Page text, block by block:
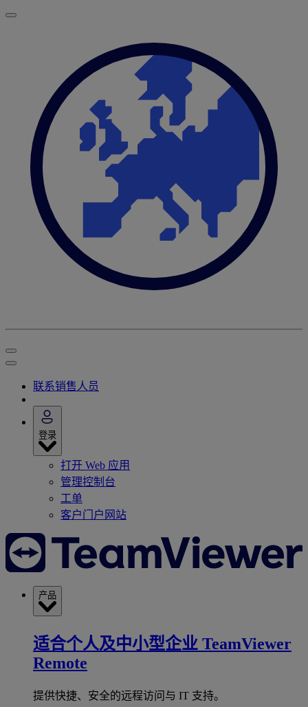
联系销售人员
登录
打开 Web 应用
管理控制台
工单
客户门户网站
产品
适合个人及中小型企业 TeamViewer
Remote
提供快捷、安全的远程访问与 IT 支持。